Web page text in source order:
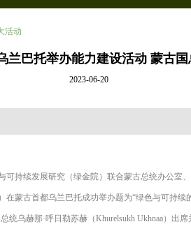
活动
兰巴托举办能力建设活动 蒙古
2023-06-20
可持续发展研究（绿金院）联合蒙古总统办公室
）在蒙古首都乌兰巴托成功举办题为“绿色与可持续
统乌赫那·呼日勒苏赫（Khurelsukh Ukhnaa）出席